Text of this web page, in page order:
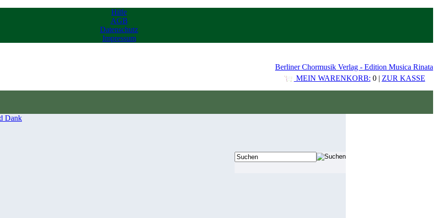
Hilfe
AGB
Datenschutz
Impressum
Berliner Chormusik Verlag - Edition Musica Rinata
MEIN WARENKORB: 0 | ZUR KASSE
Dank